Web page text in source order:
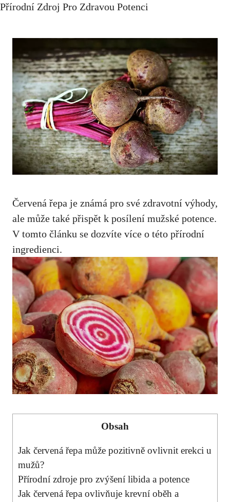
Přírodní Zdroj Pro Zdravou Potenci
Červená řepa je známá pro své zdravotní výhody,
ale může také přispět k posílení mužské potence.
Vtomto článku se dozvíte více o této přírodní
ingredienci.
Obsah
Jak červená řepa může pozitivně ovlivnit erekci u
mužů?
Přírodní zdroje pro zvýšení libida a potence
Jak červená řepa ovlivňuje krevní oběh a